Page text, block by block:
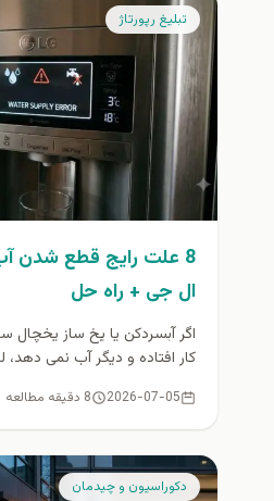
تبلیغ رپورتاژ
8 علت رایج قطع شدن
ال جی + راه حل
اگر آبسردکن یا یخ ساز یخچال
کار افتاده و دیگر آب نمی دهد،
2026-07-05 8 دقیقه مطالعه
دكوراسيون و چيدمان